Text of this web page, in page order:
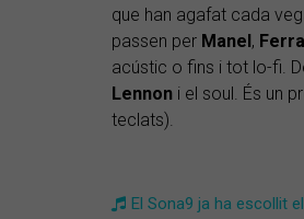
que han agafat cada
passen per Manel,
acústic o fins i tot lo-fi.
Lennon i el soul. És un
teclats).
El Sona9 ja ha escollit